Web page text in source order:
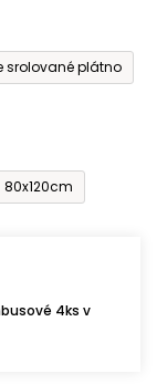
srolované plátno
80x120cm
4ks v